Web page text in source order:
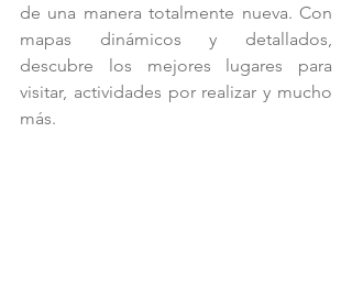
de una manera totalmente nueva. Con
mapas dinámicos y detallados,
descubre los mejores lugares para
visitar, actividades por realizar y mucho
más.